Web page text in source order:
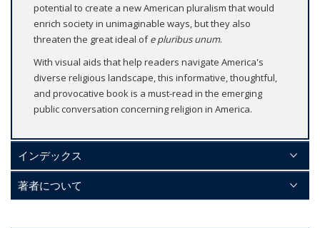
potential to create a new American pluralism that would
enrich society in unimaginable ways, but they also
threaten the great ideal ofe pluribus unum.
With visual aids that help readers navigate America's
diverse religious landscape, this informative, thoughtful,
and provocative book is a must-read in the emerging
public conversation concerning religion in America.
インデックス
著者について